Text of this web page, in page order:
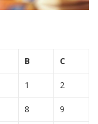
B C
1 2
8 9